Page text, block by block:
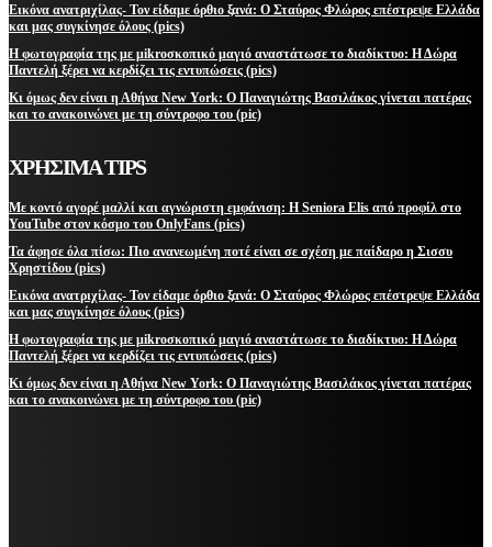
Εικόνα ανατριχίλας- Τον είδαμε όρθιο ξανά: Ο Σταύρος Φλώρος επέστρεψε Ελλάδα
και μας συγκίνησε όλους (pics)
Η φωτογραφία της με μikroσκοπικό μαγιό αναστάτωσε το διαδίκτυο: Η Δώρα
Παντελή ξέρει να κερδίζει τις εντυπώσεις (pics)
Κι όμως δεν είναι η Αθήνα New York: Ο Παναγιώτης Βασιλάκος γίνεται πατέρας
και το ανακοινώνει με τη σύντροφο του (pic)
ΧΡΗΣΙΜΑ TIPS
Με κοντό αγορέ μαλλί και αγνώριστη εμφάνιση: Η Seniora Elis από προφίλ στο
YouTube στον κόσμο του OnlyFans (pics)
Τα άφησε όλα πίσω: Πιο ανανεωμένη ποτέ είναι σε σχέση με παίδαρο η Σισσυ
Χρηστίδου (pics)
Εικόνα ανατριχίλας- Τον είδαμε όρθιο ξανά: Ο Σταύρος Φλώρος επέστρεψε Ελλάδα
και μας συγκίνησε όλους (pics)
Η φωτογραφία της με μikroσκοπικό μαγιό αναστάτωσε το διαδίκτυο: Η Δώρα
Παντελή ξέρει να κερδίζει τις εντυπώσεις (pics)
Κι όμως δεν είναι η Αθήνα New York: Ο Παναγιώτης Βασιλάκος γίνεται πατέρας
και το ανακοινώνει με τη σύντροφο του (pic)